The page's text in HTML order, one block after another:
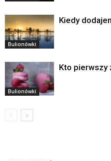
Bulionówki
Kiedy
Bulionówki
Kto pierwszy